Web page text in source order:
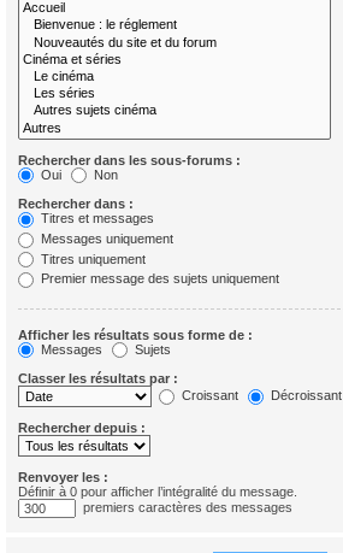
Rechercher dans les sous-forums :
Oui
Non
Rechercher dans :
Titres et messages
Messages uniquement
Titres uniquement
Premier message des sujets uniquement
Afficher les résultats sous forme de :
Messages
Sujets
Classer les résultats par :
Croissant
Décroissant
Rechercher depuis :
Renvoyer les :
Définir à 0 pour afficher l’intégralité du message.
premiers caractères des messages